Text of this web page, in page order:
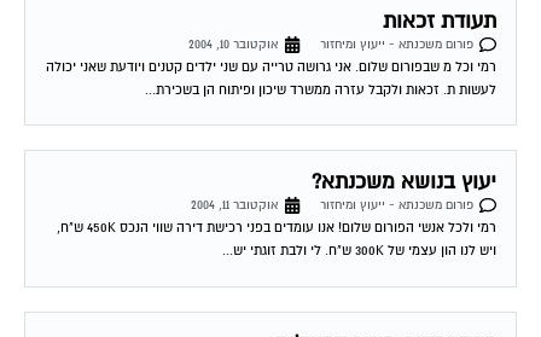
פורום משכנתא - ייעוץ ומיחזור
רמי וכל מ שבפורום שלום. אני גרושה טרייה עם שני ילדים קטנים ויודעת שאני יכולה
לעשות ת. זכאות ולקבל עזרה ממשרד שיכון ופיתוח הן בשכירת...
יעוץ בנושא משכנתא?
פורום משכנתא - ייעוץ ומיחזור
ויש לנו הון עצמי של 300K ש"ח. לי ולבת זוגתי יש...
כונס נכסים פיגור בתשלום